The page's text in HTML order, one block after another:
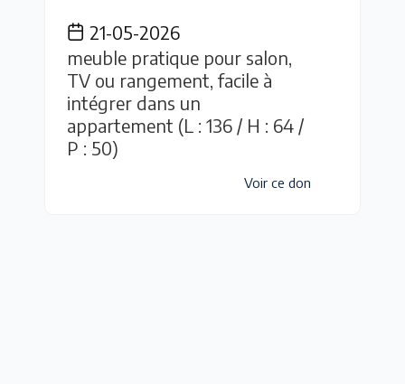
21-05-2026
meuble pratique pour salon,
TV ou rangement, facile à
intégrer dans un
appartement (L : 136 / H : 64 /
P : 50)
Voir ce don